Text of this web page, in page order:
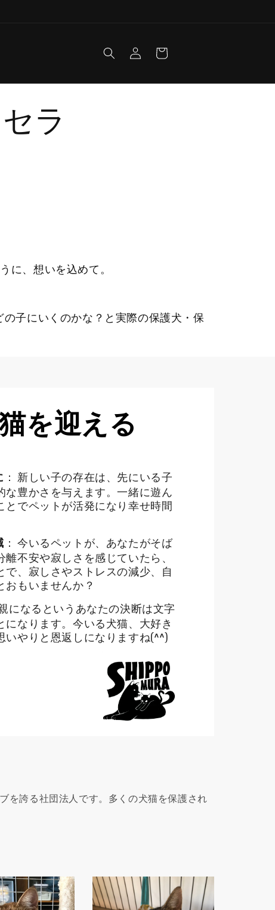
Log
in
Cart
ラ
に、想いを込めて。
子にいくのかな？と実際の保護犬・保
を迎える
： 新しい子の存在は、先にいる子
な豊かさを与えます。一緒に遊ん
とでペットが活発になり幸せ時間
： 今いるペットが、あなたがそば
不安や寂しさを感じていたら、
で、寂しさやストレスの減少、自
おもいませんか？
になるというあなたの決断は文字
になります。今いる犬猫、大好き
いやりと恩返しになりますね(^^)
を誇る社団法人です。多くの犬猫を保護され